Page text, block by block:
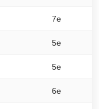
7e
5e
5e
6e